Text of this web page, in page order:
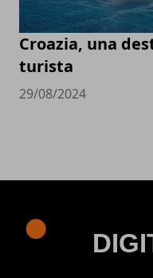
Croazia, una
turista
29/08/2024